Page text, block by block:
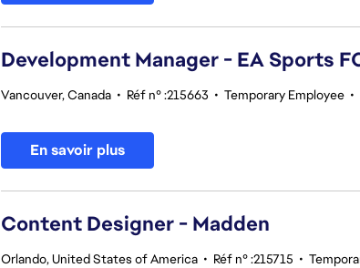
Development Manager - EA Sports
Vancouver, Canada • Réf n° :215663 • Temporary Employee •
En savoir plus
Content Designer - Madden
Orlando, United States of America • Réf n° :215715 •